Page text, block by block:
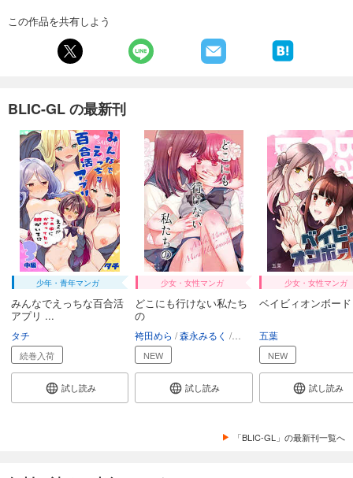
この作品を共有しよう
BLIC-GL の最新刊
少年・青年マンガ
みんなでえっちな百合活
アプリ ...
タチ
続巻入荷
試し読み
少女・女性マンガ
どこにも行けない私たち
の
袴田めら 森永みるく ミャオギレ刑事
NEW
試し読み
少女・女性マンガ
ベイビィオンボード
五葉
NEW
試し読み
「BLIC-GL」の最新刊一覧へ